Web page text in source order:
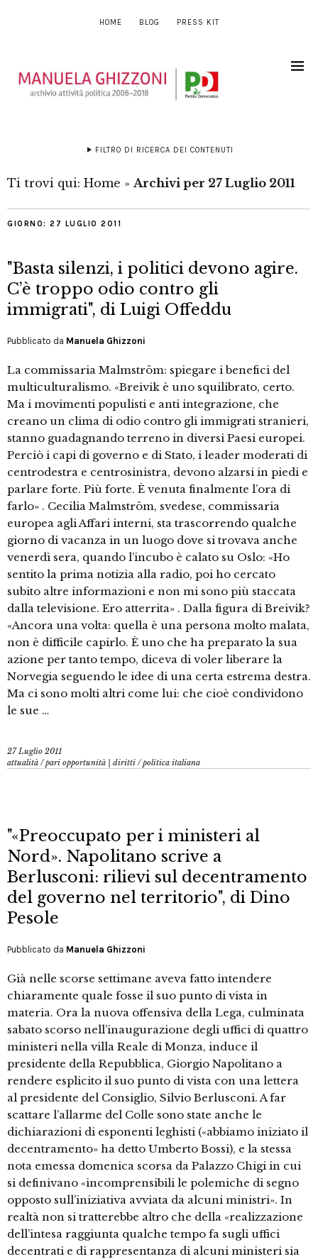
HOME BLOG PRESS KIT
FILTRO DI RICERCA DEI CONTENUTI
Ti trovi qui: Home » Archivi per 27 Luglio 2011
GIORNO: 27 LUGLIO 2011
"Basta silenzi, i politici devono agire.
C’è troppo odio contro gli
immigrati", di Luigi Offeddu
Pubblicato da Manuela Ghizzoni
La commissaria Malmström: spiegare i benefici del
multiculturalismo. «Breivik è uno squilibrato, certo.
Ma i movimenti populisti e anti integrazione, che
creano un clima di odio contro gli immigrati stranieri,
stanno guadagnando terreno in diversi Paesi europei.
Perciò i capi di governo e di Stato, i leader moderati di
centrodestra e centrosinistra, devono alzarsi in piedi e
parlare forte. Più forte. È venuta finalmente l’ora di
farlo» . Cecilia Malmström, svedese, commissaria
europea agli Affari interni, sta trascorrendo qualche
giorno di vacanza in un luogo dove si trovava anche
venerdì sera, quando l’incubo è calato su Oslo: «Ho
sentito la prima notizia alla radio, poi ho cercato
subito altre informazioni e non mi sono più staccata
dalla televisione. Ero atterrita» . Dalla figura di Breivik?
«Ancora una volta: quella è una persona molto malata,
non è difficile capirlo. È uno che ha preparato la sua
azione per tanto tempo, diceva di voler liberare la
Norvegia seguendo le idee di una certa estrema destra.
Ma ci sono molti altri come lui: che cioè condividono
le sue …
27 Luglio 2011
attualità /pari opportunità | diritti /politica italiana
"«Preoccupato per i ministeri al
Nord». Napolitano scrive a
Berlusconi: rilievi sul decentramento
del governo nel territorio", di Dino
Pesole
Pubblicato da Manuela Ghizzoni
Già nelle scorse settimane aveva fatto intendere
chiaramente quale fosse il suo punto di vista in
materia. Ora la nuova offensiva della Lega, culminata
sabato scorso nell’inaugurazione degli uffici di quattro
ministeri nella villa Reale di Monza, induce il
presidente della Repubblica, Giorgio Napolitano a
rendere esplicito il suo punto di vista con una lettera
al presidente del Consiglio, Silvio Berlusconi. A far
scattare l’allarme del Colle sono state anche le
dichiarazioni di esponenti leghisti («abbiamo iniziato il
decentramento» ha detto Umberto Bossi), e la stessa
nota emessa domenica scorsa da Palazzo Chigi in cui
si definivano «incomprensibili le polemiche di segno
opposto sull’iniziativa avviata da alcuni ministri». In
realtà non si tratterebbe altro che della «realizzazione
dell’intesa raggiunta qualche tempo fa sugli uffici
decentrati e di rappresentanza di alcuni ministeri sia